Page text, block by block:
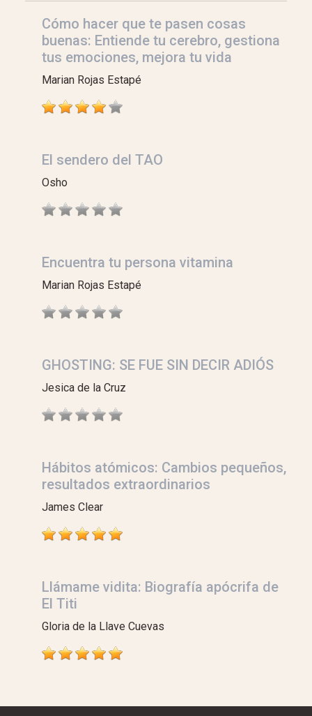
Cómo hacer que te pasen cosas
buenas: Entiende tu cerebro, gestiona
tus emociones, mejora tu vida
Marian Rojas Estapé
El sendero del TAO
Osho
Encuentra tu persona vitamina
Marian Rojas Estapé
GHOSTING: SE FUE SIN DECIR ADIÓS
Jesica de la Cruz
Hábitos atómicos: Cambios pequeños,
resultados extraordinarios
James Clear
Llámame vidita: Biografía apócrifa de
El Titi
Gloria de la Llave Cuevas